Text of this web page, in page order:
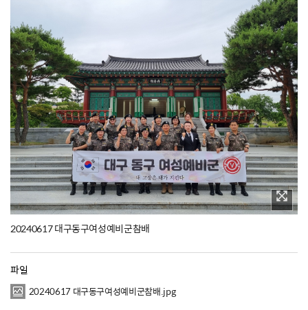
20240617 대구동구여성예비군참배
파일
20240617 대구동구여성예비군참배.jpg